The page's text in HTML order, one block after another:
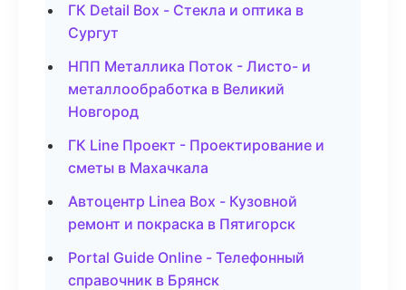
ГК Detail Box - Стекла и оптика в
Сургут
НПП Металлика Поток - Листо- и
металлообработка в Великий
Новгород
ГК Line Проект - Проектирование и
сметы в Махачкала
Автоцентр Linea Box - Кузовной
ремонт и покраска в Пятигорск
Portal Guide Online - Телефонный
справочник в Брянск